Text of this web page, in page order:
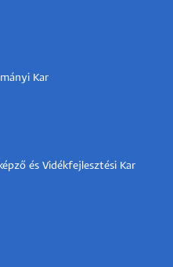
Kar
és Vidékfejlesztési Kar